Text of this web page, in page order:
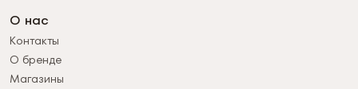
О нас
Контакты
О бренде
Магазины